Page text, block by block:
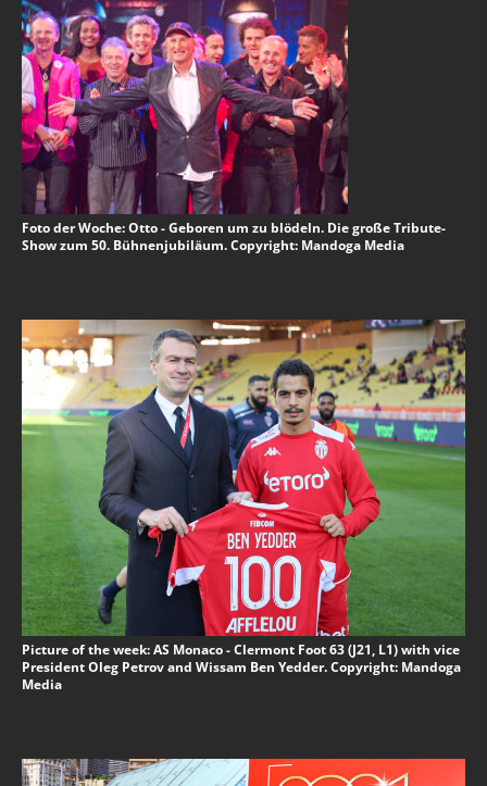
Foto der Woche: Otto - Geboren um zu blödeln. Die große Tribute-
Show zum 50. Bühnenjubiläum. Copyright: Mandoga Media
Picture of the week: AS Monaco - Clermont Foot 63 (J21, L1) with vice
President Oleg Petrov and Wissam Ben Yedder. Copyright: Mandoga
Media